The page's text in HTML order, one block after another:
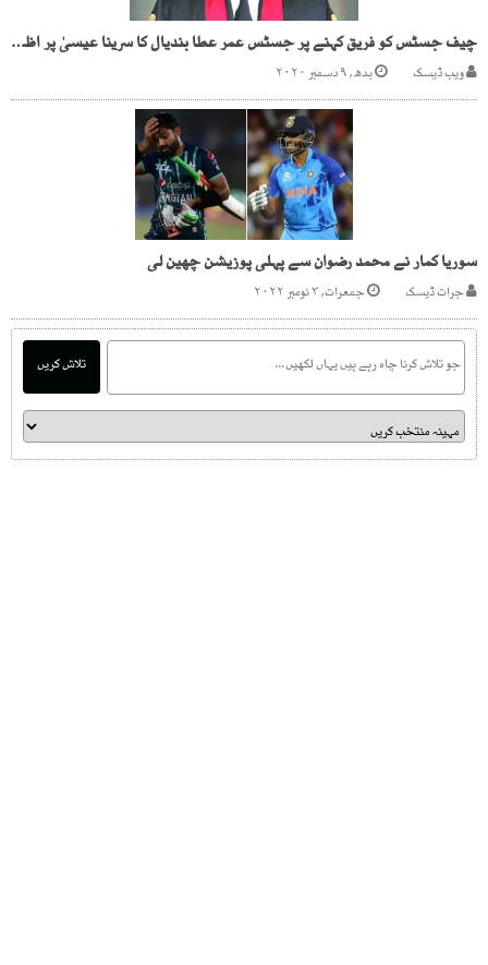
چیف جسٹس کو فریق کہنے پر جسٹس عمر عطا بندیال کا سرینا عیسیٰ پر اظہار برہمی
ویب ڈیسک بدھ, ۹ دسمبر ۲۰۲۰
سوریا کمار نے محمد رضوان سے پہلی پوزیشن چھین لی
جرات ڈیسک جمعرات, ۳ نومبر ۲۰۲۲
تلاش کریں